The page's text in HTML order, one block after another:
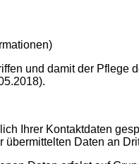
und damit der Pflege
Ihrer Kontaktdaten
Daten an